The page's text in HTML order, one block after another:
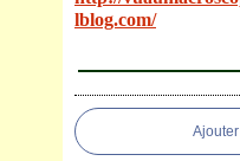
lblog.com/